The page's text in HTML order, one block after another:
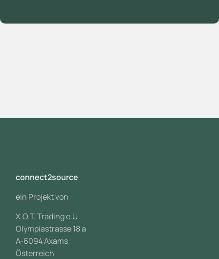
connect2source
ein Projekt von
X.O.T. Trading e.U
Olympiastrasse 18 a
A-6094 Axams
Österreich